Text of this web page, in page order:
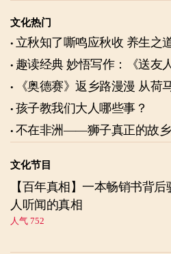
文化热门
立秋知了嘶鸣
趣读经典 妙悟写作：《送友
《奥德赛》返乡路漫漫 从荷
孩子教我们大人哪些事？
不在非洲——狮子真正的故乡
文化节目
【百年真相】一本畅销书背后
人听闻的真相
人气 752